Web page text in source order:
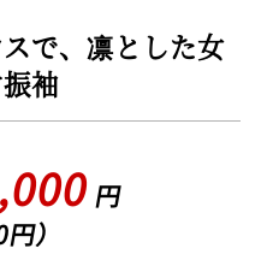
で、凛とした女
袖
円
）